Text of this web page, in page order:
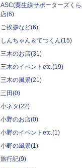
ASC(粟生線サポーターズく
店(6)
ご挨拶など(6)
しんちゃん＆てつくん(15)
三木のお店(31)
三木のイベントetc.(19)
三木の風景(21)
三田(0)
小ネタ(22)
小野のお店(0)
小野のイベントetc.(1)
小野の風景(1)
旅行記(9)